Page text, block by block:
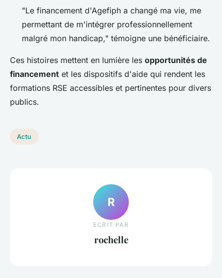
"Le financement d'Agefiph a changé ma vie, me
permettant de m'intégrer professionnellement
malgré mon handicap," témoigne une bénéficiaire.
Ces histoires mettent en lumière les opportunités de
financement et les dispositifs d'aide qui rendent les
formations RSE accessibles et pertinentes pour divers
publics.
Actu
R
ECRIT PAR
rochelle